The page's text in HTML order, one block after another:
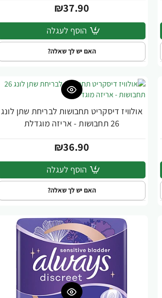
₪37.90
הוסף לעגלה
האם יש לך שאלה?
אולוויז דיסקריט תחבושות לבריחת שתן לונג
26 תחבושות - אריזה מוגדלת
₪36.90
הוסף לעגלה
האם יש לך שאלה?